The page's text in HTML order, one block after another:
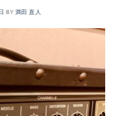
BY 満田 直人